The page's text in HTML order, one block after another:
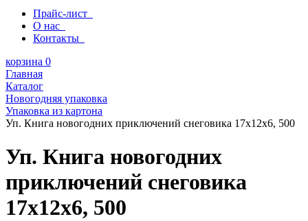
Прайс-лист
О нас
Контакты
корзина 0
Главная
Каталог
Новогодняя упаковка
Упаковка из картона
Уп. Книга новогодних приключений снеговика 17х12х6, 500
Уп. Книга новогодних
приключений снеговика
17х12х6, 500